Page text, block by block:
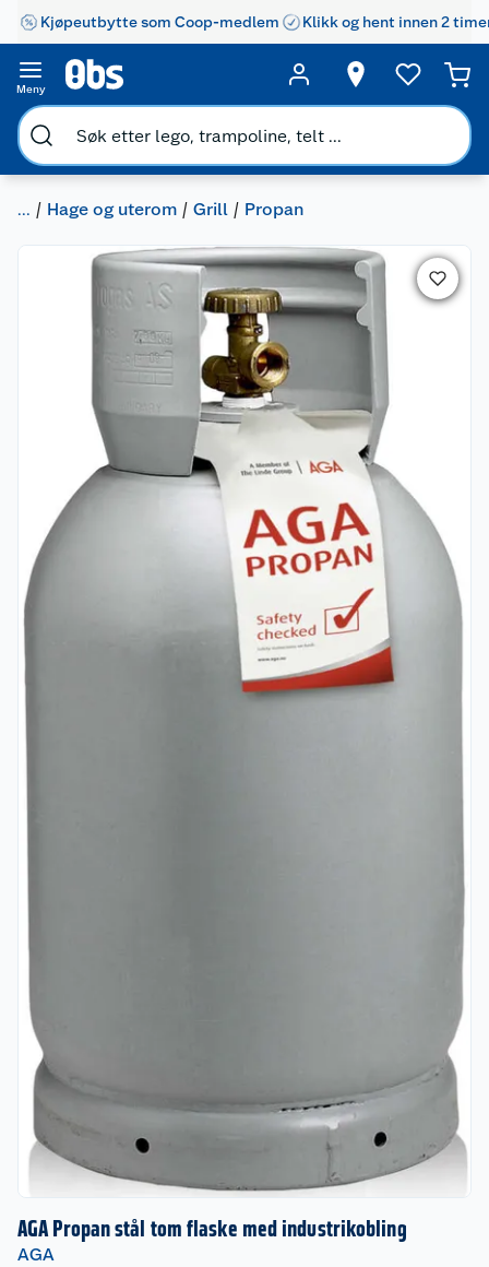
Kjøpeutbytte som Coop-medlem Klikk og hent innen 2
Meny
... Hage og uterom Grill Propan
AGA Propan stål tom flaske med industrikobling
AGA